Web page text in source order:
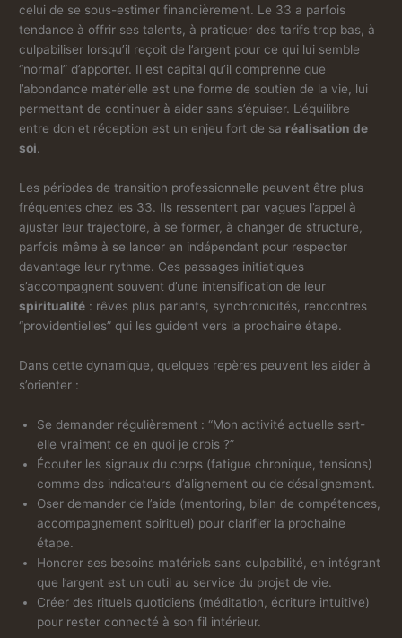
celui de se sous-estimer financièrement. Le 33 a parfois
tendance à offrir ses talents, à pratiquer des tarifs trop bas, à
culpabiliser lorsqu’il reçoit de l’argent pour ce qui lui semble
“normal” d’apporter. Il est capital qu’il comprenne que
l’abondance matérielle est une forme de soutien de la vie, lui
permettant de continuer à aider sans s’épuiser. L’équilibre
entre don et réception est un enjeu fort de sa réalisation de
soi.
Les périodes de transition professionnelle peuvent être plus
fréquentes chez les 33. Ils ressentent par vagues l’appel à
ajuster leur trajectoire, à se former, à changer de structure,
parfois même à se lancer en indépendant pour respecter
davantage leur rythme. Ces passages initiatiques
s’accompagnent souvent d’une intensification de leur
spiritualité : rêves plus parlants, synchronicités, rencontres
“providentielles” qui les guident vers la prochaine étape.
Dans cette dynamique, quelques repères peuvent les aider à
s’orienter :
Se demander régulièrement : “Mon activité actuelle sert-
elle vraiment ce en quoi je crois ?”
Écouter les signaux du corps (fatigue chronique, tensions)
comme des indicateurs d’alignement ou de désalignement.
Oser demander de l’aide (mentoring, bilan de compétences,
accompagnement spirituel) pour clarifier la prochaine
étape.
Honorer ses besoins matériels sans culpabilité, en intégrant
que l’argent est un outil au service du projet de vie.
Créer des rituels quotidiens (méditation, écriture intuitive)
pour rester connecté à son fil intérieur.